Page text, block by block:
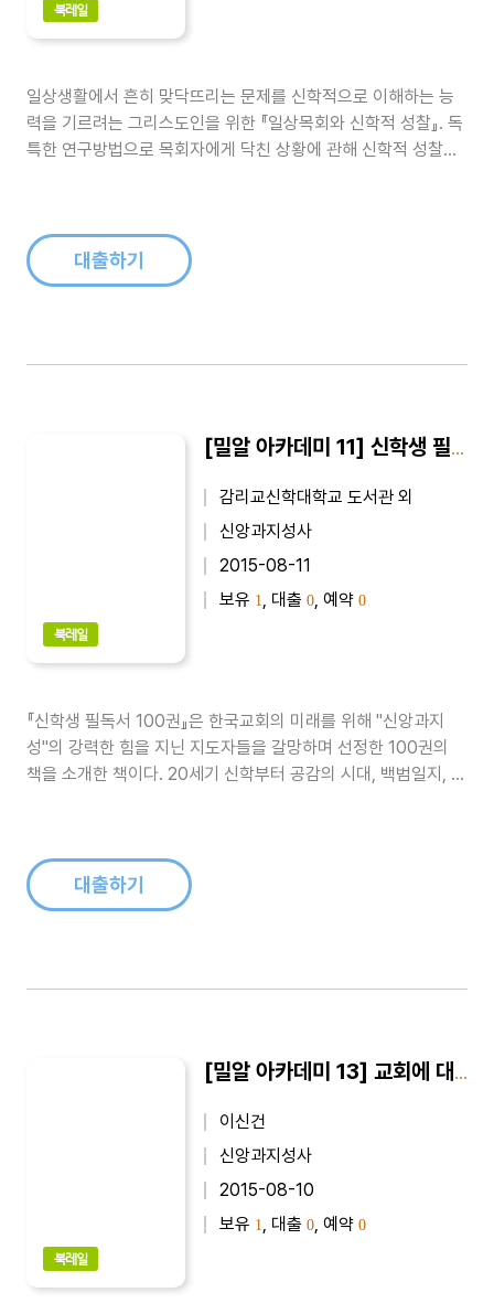
북레일
일상생활에서 흔히 맞닥뜨리는 문제를 신학적으로 이해하는 능
력을 기르려는 그리스도인을 위한 『일상목회와 신학적 성찰』. 독
특한 연구방법으로 목회자에게 닥친 상황에 관해 신학적 성찰을
대출하기
북레일
[밀알 아카데미 11] 신학생 필독서 100권
감리교신학대학교 도서관 외
신앙과지성사
2015-08-11
보유 1 , 대출 0 , 예약 0
『신학생 필독서 100권』은 한국교회의 미래를 위해 ''신앙과지
성''의 강력한 힘을 지닌 지도자들을 갈망하며 선정한 100권의
책을 소개한 책이다. 20세기 신학부터 공감의 시대, 백범일지, 선
대출하기
북레일
[밀알 아카데미 13] 교회에 대한 오해와 이해 : 이신건 교수의 조직신학 강의
이신건
신앙과지성사
2015-08-10
보유 1 , 대출 0 , 예약 0